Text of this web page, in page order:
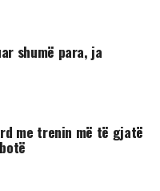
shumë para, ja
me trenin më të gjatë